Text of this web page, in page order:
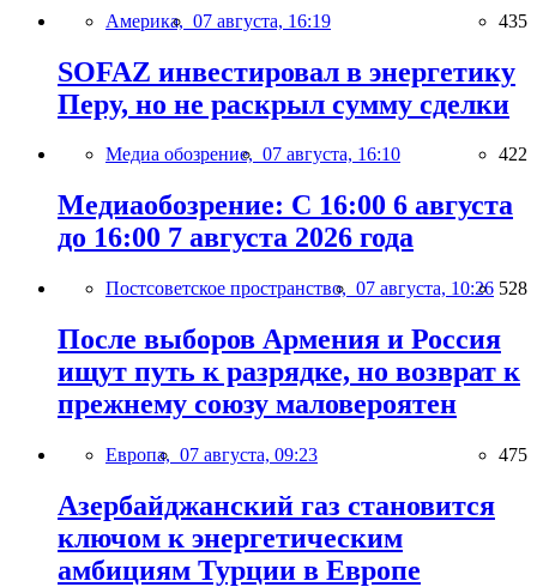
Америка, 07 августа, 16:19 435
SOFAZ инвестировал в энергетику
Перу, но не раскрыл сумму сделки
Медиа обозрение, 07 августа, 16:10 422
Медиаобозрение: С 16:00 6 августа
до 16:00 7 августа 2026 года
Постсоветское пространство, 07 августа, 10:26 528
После выборов Армения и Россия
ищут путь к разрядке, но возврат к
прежнему союзу маловероятен
Европа, 07 августа, 09:23 475
Азербайджанский газ становится
ключом к энергетическим
амбициям Турции в Европе